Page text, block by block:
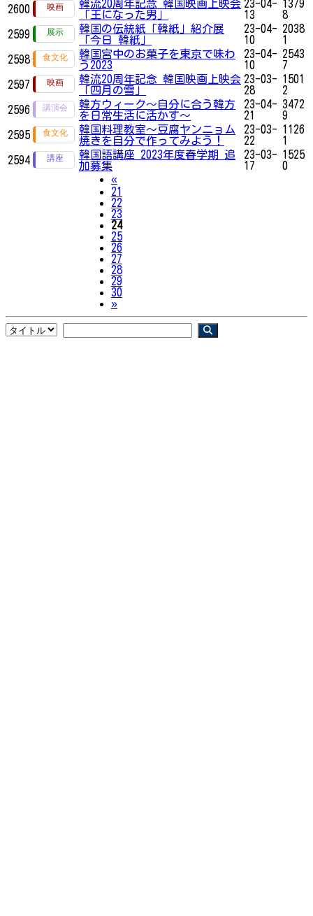
2600
韓流20周年記念 韓国映画上映会
「王になった男」
23-04-
13
1379
8
2599
韓国の伝統紙「韓紙」紹介展
「今日 韓紙」
23-04-
10
2038
1
2598
韓国宮中のお菓子を東京で味わ
う2023
23-04-
10
2543
7
2597
韓流20周年記念 韓国映画上映会
「四月の雪」
23-03-
28
1501
2
2596
韓方ウィーク～自分に合う韓方
を日常生活に活かす～
23-04-
21
3472
9
2595
韓国料理教室〜豆腐ヤンニョム
焼きを自分で作ってみよう！
23-03-
22
1126
1
2594
韓国語講座 2023年度春学期 追
加募集
23-03-
17
1525
0
«Previous
21
22
23
24
25
26
27
28
29
30
»Next